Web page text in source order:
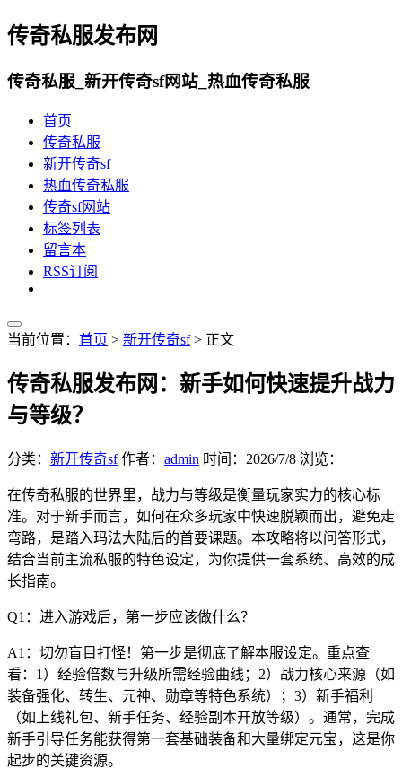
传奇私服发布网
传奇私服_新开传奇sf网站_热血传奇私服
首页
传奇私服
新开传奇sf
热血传奇私服
传奇sf网站
标签列表
留言本
RSS订阅
当前位置： 首页 > 新开传奇sf> 正文
传奇私服发布网：新手如何快速提升战力
与等级？
分类： 新开传奇sf 作者： admin 时间： 2026/7/8 浏览：
在传奇私服的世界里，战力与等级是衡量玩家实力的核心标
准。对于新手而言，如何在众多玩家中快速脱颖而出，避免走
弯路，是踏入玛法大陆后的首要课题。本攻略将以问答形式，
结合当前主流私服的特色设定，为你提供一套系统、高效的成
长指南。
Q1：进入游戏后，第一步应该做什么？
A1：切勿盲目打怪！第一步是彻底了解本服设定。重点查
看：1）经验倍数与升级所需经验曲线；2）战力核心来源（如
装备强化、转生、元神、勋章等特色系统）；3）新手福利
（如上线礼包、新手任务、经验副本开放等级）。通常，完成
新手引导任务能获得第一套基础装备和大量绑定元宝，这是你
起步的关键资源。